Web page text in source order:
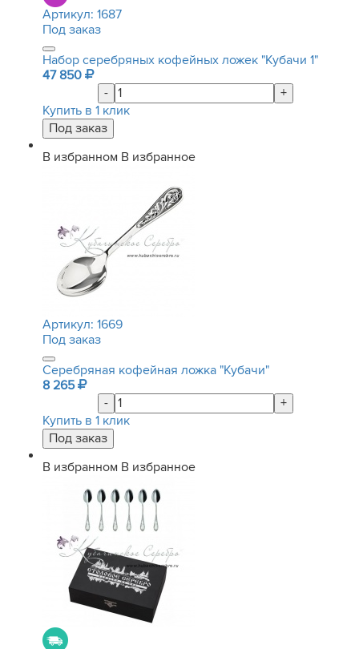
Артикул: 1687
Под заказ
Набор серебряных кофейных ложек "Кубачи 1"
47 850
-
+
Купить в 1 клик
В избранном В избранное
Артикул: 1669
Под заказ
Серебряная кофейная ложка "Кубачи"
8 265
-
+
Купить в 1 клик
В избранном В избранное